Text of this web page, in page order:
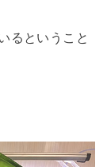
るということ